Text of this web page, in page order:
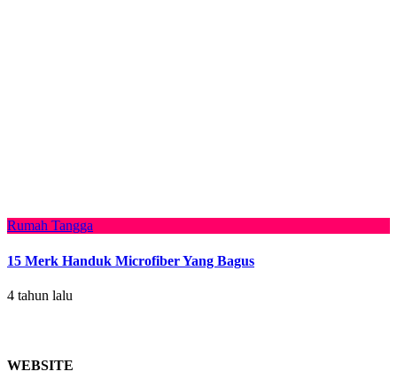
Rumah Tangga
15 Merk Handuk Microfiber Yang Bagus
4 tahun lalu
WEBSITE